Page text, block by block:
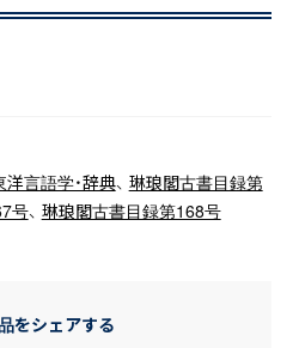
洋言語学・辞典、 琳琅閣古書目録第
号、 琳琅閣古書目録第168号
をシェアする